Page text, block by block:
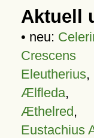
Aktuell
• neu:
Crescens
Eleutherius,
Ælfleda,
Æthelred,
Eustachius